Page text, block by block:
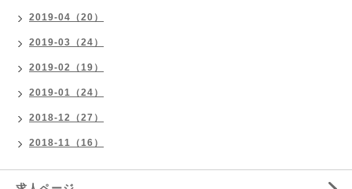
2019-04（20）
2019-03（24）
2019-02（19）
2019-01（24）
2018-12（27）
2018-11（16）